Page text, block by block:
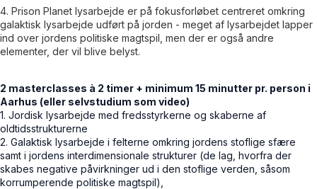
4. Prison Planet lysarbejde er på fokusforløbet centreret omkring
galaktisk lysarbejde udført på jorden - meget af lysarbejdet lapper
ind over jordens politiske magtspil, men der er også andre
elementer, der vil blive belyst.
2 masterclasses à 2 timer + minimum 15 minutter pr. person i
Aarhus (eller selvstudium som video)
1. Jordisk lysarbejde med fredsstyrkerne og skaberne af
oldtidsstrukturerne
2. Galaktisk lysarbejde i felterne omkring jordens stoflige sfære
samt i jordens interdimensionale strukturer (de lag, hvorfra der
skabes negative påvirkninger ud i den stoflige verden, såsom
korrumperende politiske magtspil),